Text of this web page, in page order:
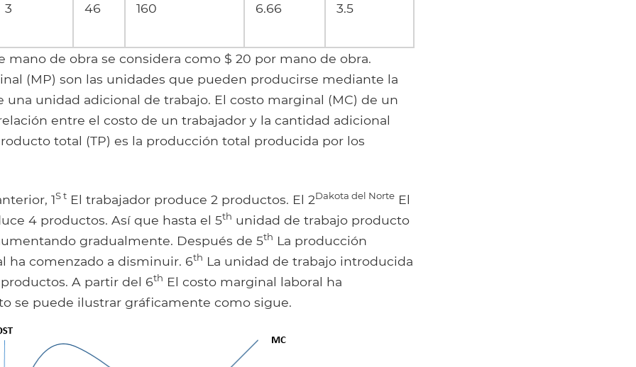
3 46 160 6.66 3.5
mano de obra se considera como $ 20 por mano de obra.
(MP) son las unidades que pueden producirse mediante la
una unidad adicional de trabajo. El costo marginal (MC) de un
entre el costo de un trabajador y la cantidad adicional
total (TP) es la producción total producida por los
1S t El trabajador produce 2 productos. El 2Dakota del Norte El
4 productos. Así que hasta el 5th unidad de trabajo producto
gradualmente. Después de 5th La producción
ha comenzado a disminuir. 6th La unidad de trabajo introducida
A partir del 6th El costo marginal laboral ha
se puede ilustrar gráficamente como sigue.